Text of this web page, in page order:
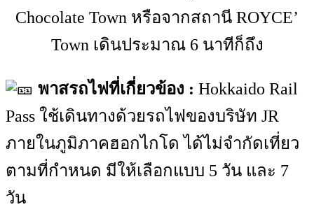
Chocolate Town หรือจากสถานี ROYCE’
Town เดินประมาณ 6 นาทีก็ถึง
พาสรถไฟที่เกี่ยวข้อง : Hokkaido Rail
Pass ใช้เดินทางด้วยรถไฟของบริษัท JR
ภายในภูมิภาคฮอกไกโด ได้ไม่จำกัดเที่ยว
ตามที่กำหนด มีให้เลือกแบบ 5 วัน และ 7
วัน